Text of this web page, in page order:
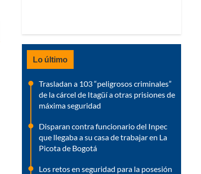
Lo último
Trasladan a 103 “peligrosos criminales”
de la cárcel de Itagüí a otras prisiones de
máxima seguridad
Disparan contra funcionario del Inpec
que llegaba a su casa de trabajar en La
Picota de Bogotá
Los retos en seguridad para la posesión